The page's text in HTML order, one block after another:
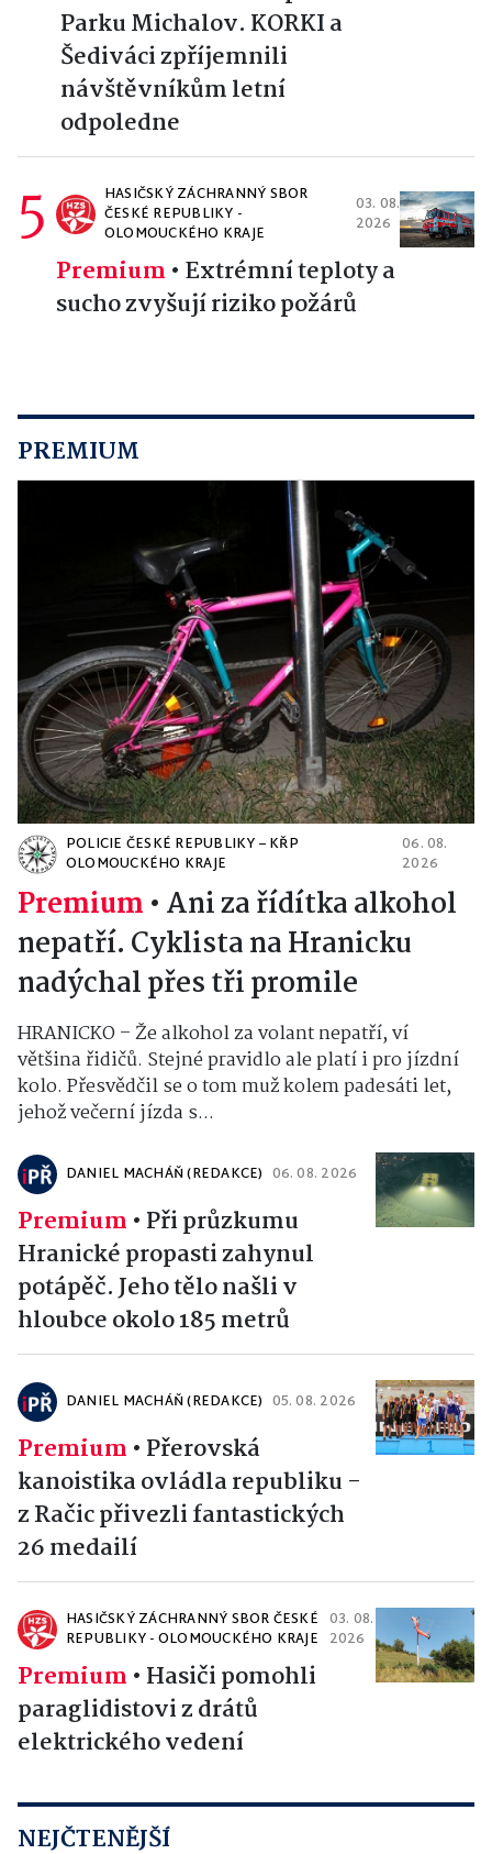
Parku Michalov. KORKI a
Šediváci zpříjemnili
návštěvníkům letní
odpoledne
5
HASIČSKÝ ZÁCHRANNÝ SBOR
ČESKÉ REPUBLIKY -
OLOMOUCKÉHO KRAJE
03. 08.
2026
Premium • Extrémní teploty a
sucho zvyšují riziko požárů
PREMIUM
POLICIE ČESKÉ REPUBLIKY – KŘP
OLOMOUCKÉHO KRAJE
06. 08.
2026
Premium • Ani za řídítka alkohol
nepatří. Cyklista na Hranicku
nadýchal přes tři promile
HRANICKO – Že alkohol za volant nepatří, ví
většina řidičů. Stejné pravidlo ale platí i pro jízdní
kolo. Přesvědčil se o tom muž kolem padesáti let,
jehož večerní jízda s...
DANIEL MACHÁŇ (REDAKCE) 06. 08. 2026
Premium • Při průzkumu
Hranické propasti zahynul
potápěč. Jeho tělo našli v
hloubce okolo 185 metrů
DANIEL MACHÁŇ (REDAKCE) 05. 08. 2026
Premium • Přerovská
kanoistika ovládla republiku -
z Račic přivezli fantastických
26 medailí
HASIČSKÝ ZÁCHRANNÝ SBOR ČESKÉ
REPUBLIKY - OLOMOUCKÉHO KRAJE
03. 08.
2026
Premium • Hasiči pomohli
paraglidistovi z drátů
elektrického vedení
NEJČTENĚJŠÍ